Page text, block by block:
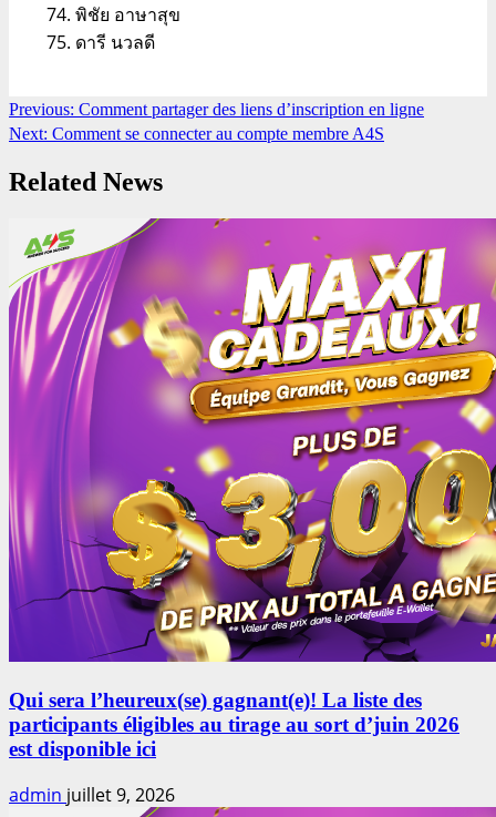
พิชัย อาษาสุข
ดารี นวลดี
Continue
Reading
Previous: Comment partager des liens d’inscription en ligne
Next: Comment se connecter au compte membre A4S
Related News
Qui sera l’heureux(se) gagnant(e)! La liste des
participants éligibles au tirage au sort d’juin 2026
est disponible ici
admin juillet 9, 2026